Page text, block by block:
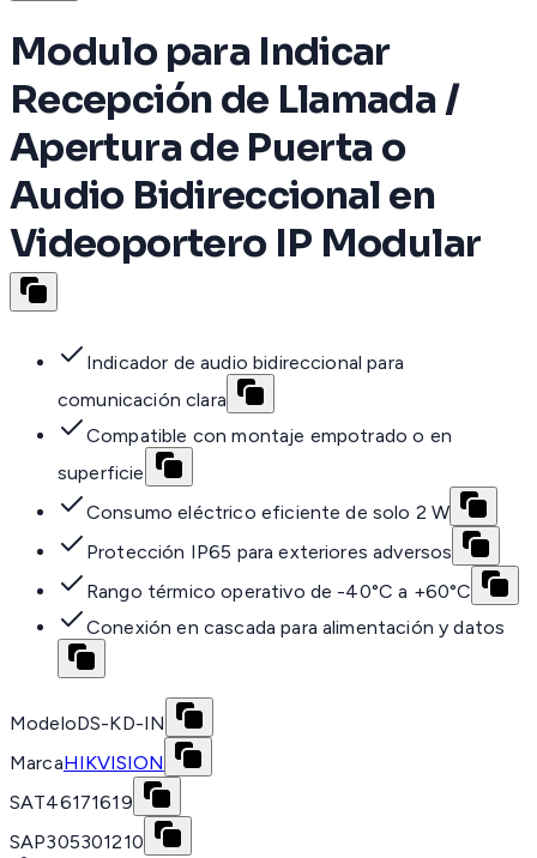
Modulo para Indicar
Recepción de Llamada /
Apertura de Puerta o
Audio Bidireccional en
Videoportero IP Modular
Indicador de audio bidireccional para
comunicación clara
Compatible con montaje empotrado o en
superficie
Consumo eléctrico eficiente de solo 2 W
Protección IP65 para exteriores adversos
Rango térmico operativo de -40°C a +60°C
Conexión en cascada para alimentación y datos
ModeloDS-KD-IN
MarcaHIKVISION
SAT46171619
SAP305301210